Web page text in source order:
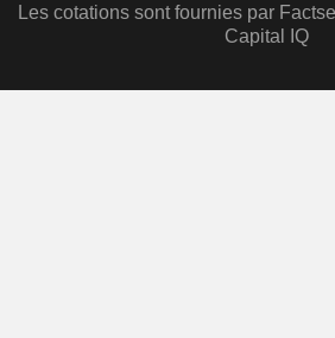
Les cotations sont fournies par
Capital IQ